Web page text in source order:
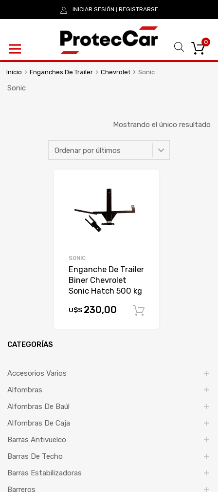
INICIAR SESIÓN REGISTRARSE
0
Inicio Enganches De Trailer Chevrolet Sonic
Sonic
Mostrando el único resultado
SONIC
Enganche De Trailer
Biner Chevrolet
Sonic Hatch 500 kg
U$S 230,00
CATEGORÍAS
Accesorios Varios
Alfombras
Alfombras De Baúl
Alfombras De Caja
Barras Antivuelco
Barras De Techo
Barras Estabilizadoras
Barreros